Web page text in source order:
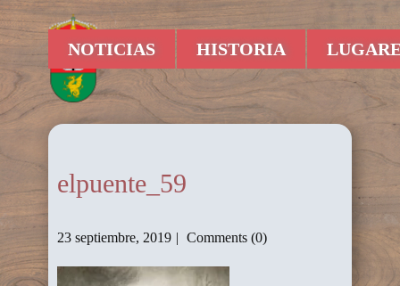
NOTICIAS HISTORIA
elpuente_59
23 septiembre, 2019 Comments (0)